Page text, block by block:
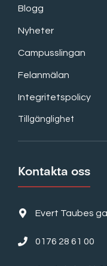
Blogg
Nyheter
Campusslingan
Felanmälan
Integritetspolicy
Tillgänglighet
Kontakta oss
Evert Taubes
0176 28 61 00